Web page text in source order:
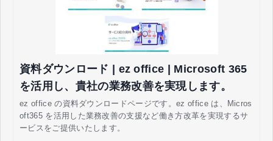
資料ダウンロード | ez office | Microsoft 365
を活用し、貴社の業務改善を実現します。
ez office の資料ダウンロードページです。ez office は、Micros
oft365 を活用した業務改善の支援など働き方改革を実現するサ
ービスをご提供いたします。